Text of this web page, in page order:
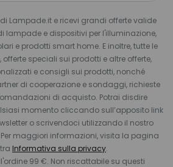
Lampade.it e ricevi grandi offerte valide
lampade e dispositivi per l'illuminazione,
e prodotti smart home. E inoltre, tutte le
speciali sui prodotti e altre offerte,
e consigli sui prodotti, nonché
di cooperazione e sondaggi, richieste
di acquisto. Potrai disdire
momento cliccando sull’apposito link
o scrivendoci utilizzando il nostro
maggiori informazioni, visita la pagina
Informativa sulla privacy.
99 €. Non riscattabile su questi